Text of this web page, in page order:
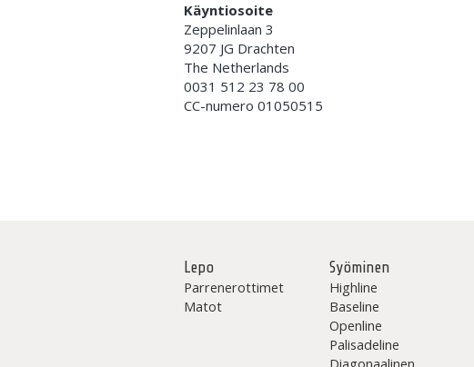
Käyntiosoite
Zeppelinlaan 3
9207 JG Drachten
The Netherlands
0031 512 23 78 00
CC-numero 01050515
Lepo
Parrenerottimet
Matot
Syöminen
Highline
Baseline
Openline
Palisadeline
Diagonaalinen